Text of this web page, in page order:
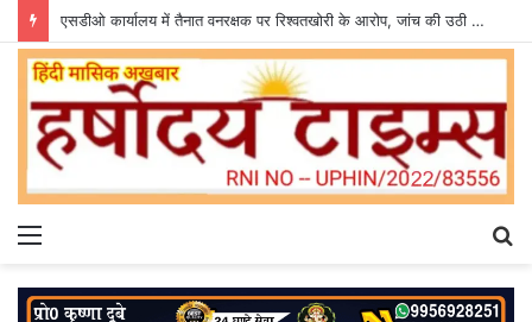
एसडीओ कार्यालय में तैनात वनरक्षक पर रिश्वतखोरी के आरोप, जांच की उठी मांग
Menu